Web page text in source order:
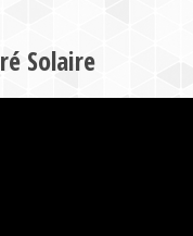
Solaire